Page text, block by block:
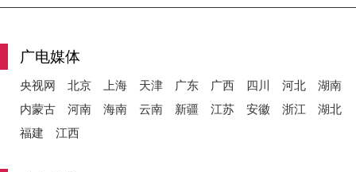
V
广电媒体
央视网 北京 上海 天津 广东 广西 四川 河北
湖南
内蒙古
河南 海南 云南 新疆 江苏 安徽 浙江
湖北
福建
江西